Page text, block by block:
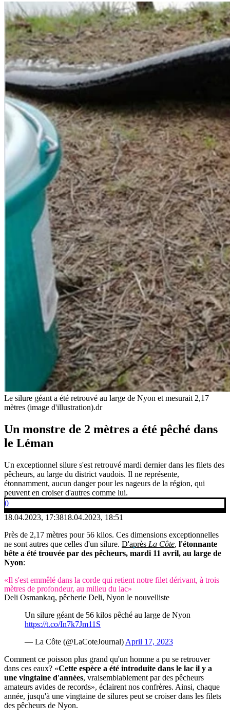
Le silure géant a été retrouvé au large de Nyon et mesurait 2,17
mètres (image d'illustration).dr
Un monstre de 2 mètres a été pêché dans
le Léman
Un exceptionnel silure s'est retrouvé mardi dernier dans les filets des
pêcheurs, au large du district vaudois. Il ne représente,
étonnamment, aucun danger pour les nageurs de la région, qui
peuvent en croiser d'autres comme lui.
0
18.04.2023, 17:3818.04.2023, 18:51
Près de 2,17 mètres pour 56 kilos. Ces dimensions exceptionnelles
ne sont autres que celles d'un silure. D'après La Côte, l'étonnante
bête a été trouvée par des pêcheurs, mardi 11 avril, au large de
Nyon:
«Il s'est emmêlé dans la corde qui retient notre filet dérivant, à trois
mètres de profondeur, au milieu du lac»
Deli Osmankaq, pêcherie Deli, Nyon le nouvelliste
Un silure géant de 56 kilos pêché au large de Nyon
https://t.co/In7k7Jm11S
— La Côte (@LaCoteJournal) April 17, 2023
Comment ce poisson plus grand qu'un homme a pu se retrouver
dans ces eaux? «Cette espèce a été introduite dans le lac il y a
une vingtaine d'années, vraisemblablement par des pêcheurs
amateurs avides de records», éclairent nos confrères. Ainsi, chaque
année, jusqu'à une vingtaine de silures peut se croiser dans les filets
des pêcheurs de Nyon.